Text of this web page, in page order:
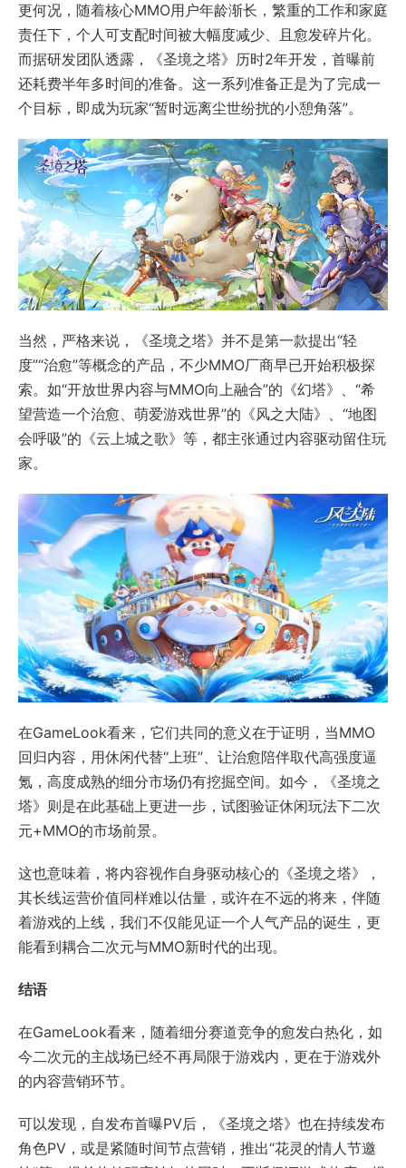
更何况，随着核心MMO用户年龄渐长，繁重的工作和家庭
责任下，个人可支配时间被大幅度减少、且愈发碎片化。
而据研发团队透露，《圣境之塔》历时2年开发，首曝前
还耗费半年多时间的准备。这一系列准备正是为了完成一
个目标，即成为玩家“暂时远离尘世纷扰的小憩角落”。
当然，严格来说，《圣境之塔》并不是第一款提出“轻
度”“治愈”等概念的产品，不少MMO厂商早已开始积极探
索。如“开放世界内容与MMO向上融合”的《幻塔》、“希
望营造一个治愈、萌爱游戏世界”的《风之大陆》、“地图
会呼吸”的《云上城之歌》等，都主张通过内容驱动留住玩
家。
在GameLook看来，它们共同的意义在于证明，当MMO
回归内容，用休闲代替“上班”、让治愈陪伴取代高强度逼
氪，高度成熟的细分市场仍有挖掘空间。如今，《圣境之
塔》则是在此基础上更进一步，试图验证休闲玩法下二次
元+MMO的市场前景。
这也意味着，将内容视作自身驱动核心的《圣境之塔》，
其长线运营价值同样难以估量，或许在不远的将来，伴随
着游戏的上线，我们不仅能见证一个人气产品的诞生，更
能看到耦合二次元与MMO新时代的出现。
结语
在GameLook看来，随着细分赛道竞争的愈发白热化，如
今二次元的主战场已经不再局限于游戏内，更在于游戏外
的内容营销环节。
可以发现，自发布首曝PV后，《圣境之塔》也在持续发布
角色PV，或是紧随时间节点营销，推出“花灵的情人节邀